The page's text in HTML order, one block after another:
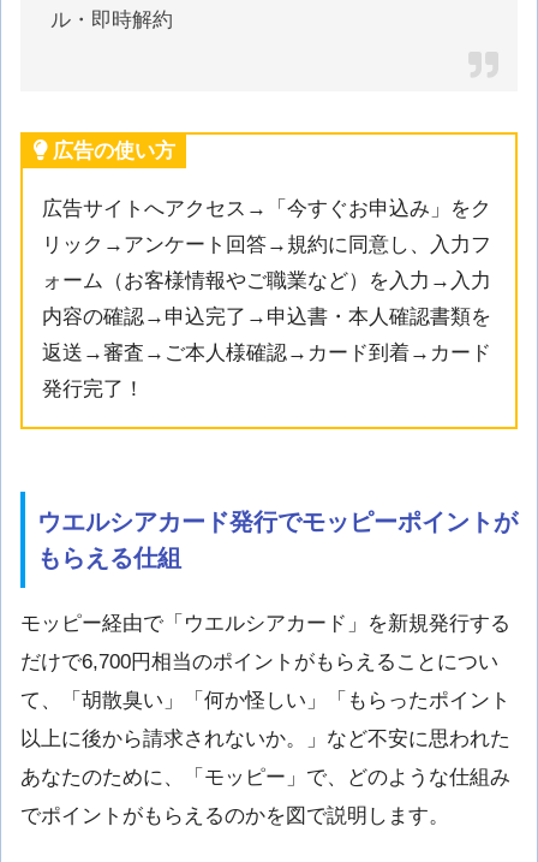
ル・即時解約
広告の使い方
広告サイトへアクセス→「今すぐお申込み」をク
リック→アンケート回答→規約に同意し、入力フ
ォーム（お客様情報やご職業など）を入力→入力
内容の確認→申込完了→申込書・本人確認書類を
返送→審査→ご本人様確認→カード到着→カード
発行完了！
ウエルシアカード発行でモッピーポイントが
もらえる仕組
モッピー経由で「ウエルシアカード」を新規発行する
だけで6,700円相当のポイントがもらえることについ
て、「胡散臭い」「何か怪しい」「もらったポイント
以上に後から請求されないか。」など不安に思われた
あなたのために、「モッピー」で、どのような仕組み
でポイントがもらえるのかを図で説明します。